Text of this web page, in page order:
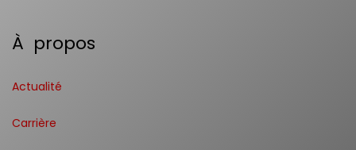
À propos
Actualité
Carrière